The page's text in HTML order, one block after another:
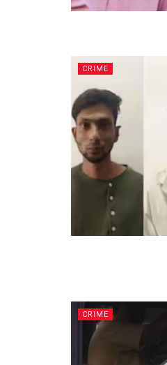
CRIME
CRIME